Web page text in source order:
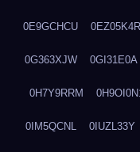
0E9GCHCU 0EZ05K4R
0G363XJW 0GI31E0A
0H7Y9RRM
0IM5QCNL 0IUZL33Y